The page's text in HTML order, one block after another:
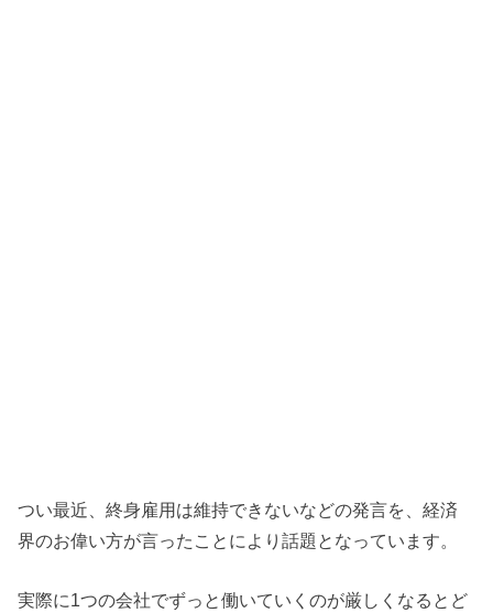
つい最近、終身雇用は維持できないなどの発言を、経済
界のお偉い方が言ったことにより話題となっています。
実際に1つの会社でずっと働いていくのが厳しくなるとど